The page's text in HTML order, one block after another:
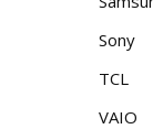
Sony
TCL
VAIO